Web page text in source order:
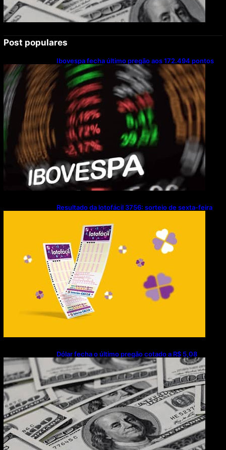
Post populares
Ibovespa fecha último pregão aos 172.494 pontos
Resultado da lotofácil 3756: sorteio de sexta-feira
Dólar fecha o último pregão cotado a R$ 5,08